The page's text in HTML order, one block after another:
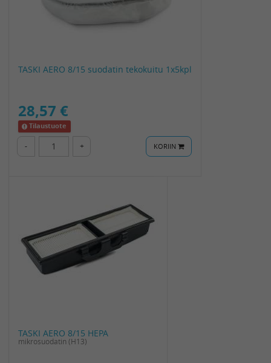
TASKI AERO 8/15 suodatin tekokuitu 1x5kpl
28,57 €
Tilaustuote
- + KORIIN
TASKI AERO 8/15 HEPA
mikrosuodatin (H13)